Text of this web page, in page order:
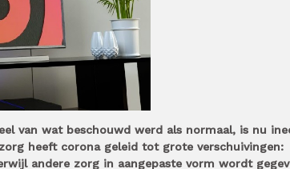
van wat beschouwd werd als normaal, is nu
heeft corona geleid tot grote verschuivingen:
andere zorg in aangepaste vorm wordt